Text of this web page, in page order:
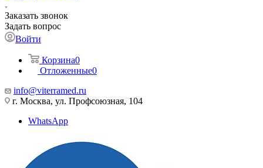
Заказать звонок
Задать вопрос
Войти
Корзина0
Отложенные0
info@viterramed.ru
г. Москва, ул. Профсоюзная, 104
WhatsApp